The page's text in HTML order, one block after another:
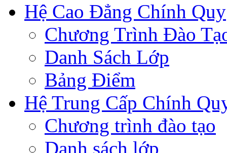
Hệ Cao Đẳng Chính Quy
Chương Trình Đào
Danh Sách Lớp
Bảng Điểm
Hệ Trung Cấp Chính
Chương trình đào tạo
Danh sách lớp